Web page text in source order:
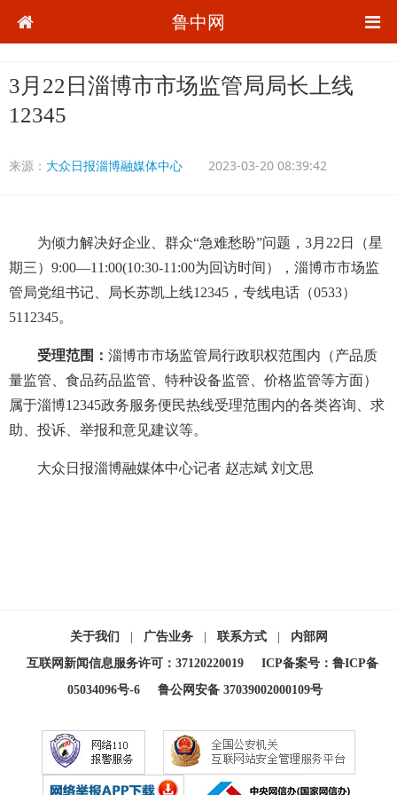
鲁中网
3月22日淄博市市场监管局局长上线
12345
来源： 大众日报淄博融媒体中心 2023-03-20 08:39:42
为倾力解决好企业、群众“急难愁盼”问题，3月22日（星
期三）9:00—11:00(10:30-11:00为回访时间），淄博市市场监
管局党组书记、局长苏凯上线12345，专线电话（0533）
5112345。
受理范围： 淄博市市场监管局行政职权范围内（产品质
量监管、食品药品监管、特种设备监管、价格监管等方面）
属于淄博12345政务服务便民热线受理范围内的各类咨询、求
助、投诉、举报和意见建议等。
大众日报淄博融媒体中心记者 赵志斌 刘文思
关于我们 广告业务 联系方式
内部网
互联网新闻信息服务许可：37120220019
ICP备案号：鲁ICP备
05034096号-6
鲁公网安备 37039002000109号